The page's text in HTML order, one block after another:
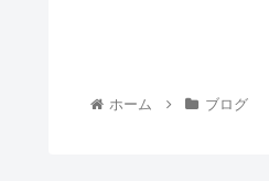
ホーム ブログ